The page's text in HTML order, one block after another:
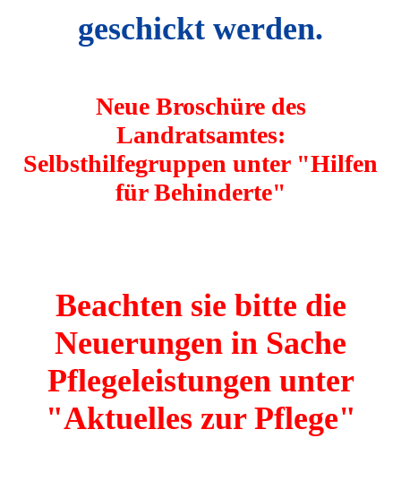
geschickt werden.
Neue Broschüre des
Landratsamtes:
Selbsthilfegruppen unter "Hilfen
für Behinderte"
Beachten sie bitte die
Neuerungen in Sache
Pflegeleistungen unter
"Aktuelles zur Pflege"